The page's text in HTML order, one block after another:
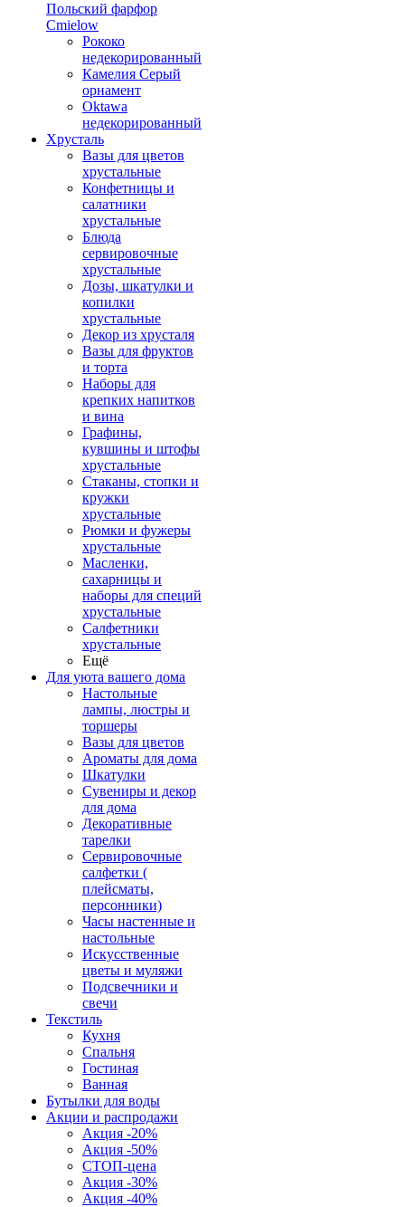
Польский фарфор
Сmielow
Рококо
недекорированный
Камелия Серый
орнамент
Oktawa
недекорированный
Хрусталь
Вазы для цветов
хрустальные
Конфетницы и
салатники
хрустальные
Блюда
сервировочные
хрустальные
Дозы, шкатулки и
копилки
хрустальные
Декор из хрусталя
Вазы для фруктов
и торта
Наборы для
крепких напитков
и вина
Графины,
кувшины и штофы
хрустальные
Стаканы, стопки и
кружки
хрустальные
Рюмки и фужеры
хрустальные
Масленки,
сахарницы и
наборы для специй
хрустальные
Салфетники
хрустальные
Ещё
Для уюта вашего дома
Настольные
лампы, люстры и
торшеры
Вазы для цветов
Ароматы для дома
Шкатулки
Сувениры и декор
для дома
Декоративные
тарелки
Сервировочные
салфетки (
плейсматы,
персонники)
Часы настенные и
настольные
Искусственные
цветы и муляжи
Подсвечники и
свечи
Текстиль
Кухня
Спальня
Гостиная
Ванная
Бутылки для воды
Акции и распродажи
Акция -20%
Акция -50%
СТОП-цена
Акция -30%
Акция -40%